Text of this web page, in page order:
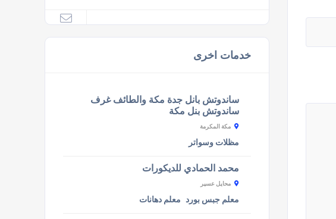
خدمات اخرى
ساندوتش بانل جدة مكة والطائف غرف
ساندوتش بنل مكة
مكة المكرمة
مظلات وسواتر
محمد الحمادي للديكورات
محايل عسير
معلم جبس بورد معلم دهانات